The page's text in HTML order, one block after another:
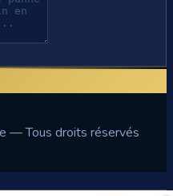
— Tous droits réservés